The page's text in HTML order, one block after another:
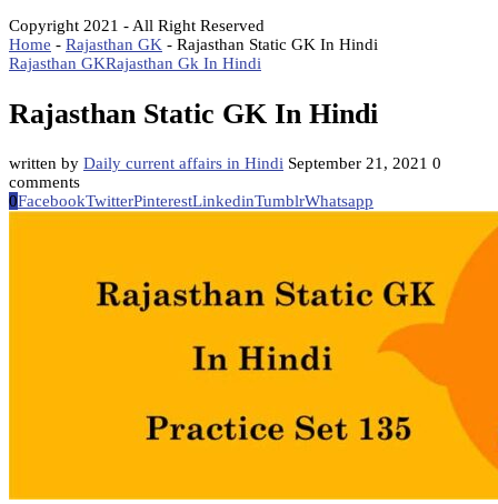
Copyright 2021 - All Right Reserved
Home - Rajasthan GK - Rajasthan Static GK In Hindi
Rajasthan GKRajasthan Gk In Hindi
Rajasthan Static GK In Hindi
written by Daily current affairs in Hindi September 21, 2021 0
comments
0FacebookTwitterPinterestLinkedinTumblrWhatsapp